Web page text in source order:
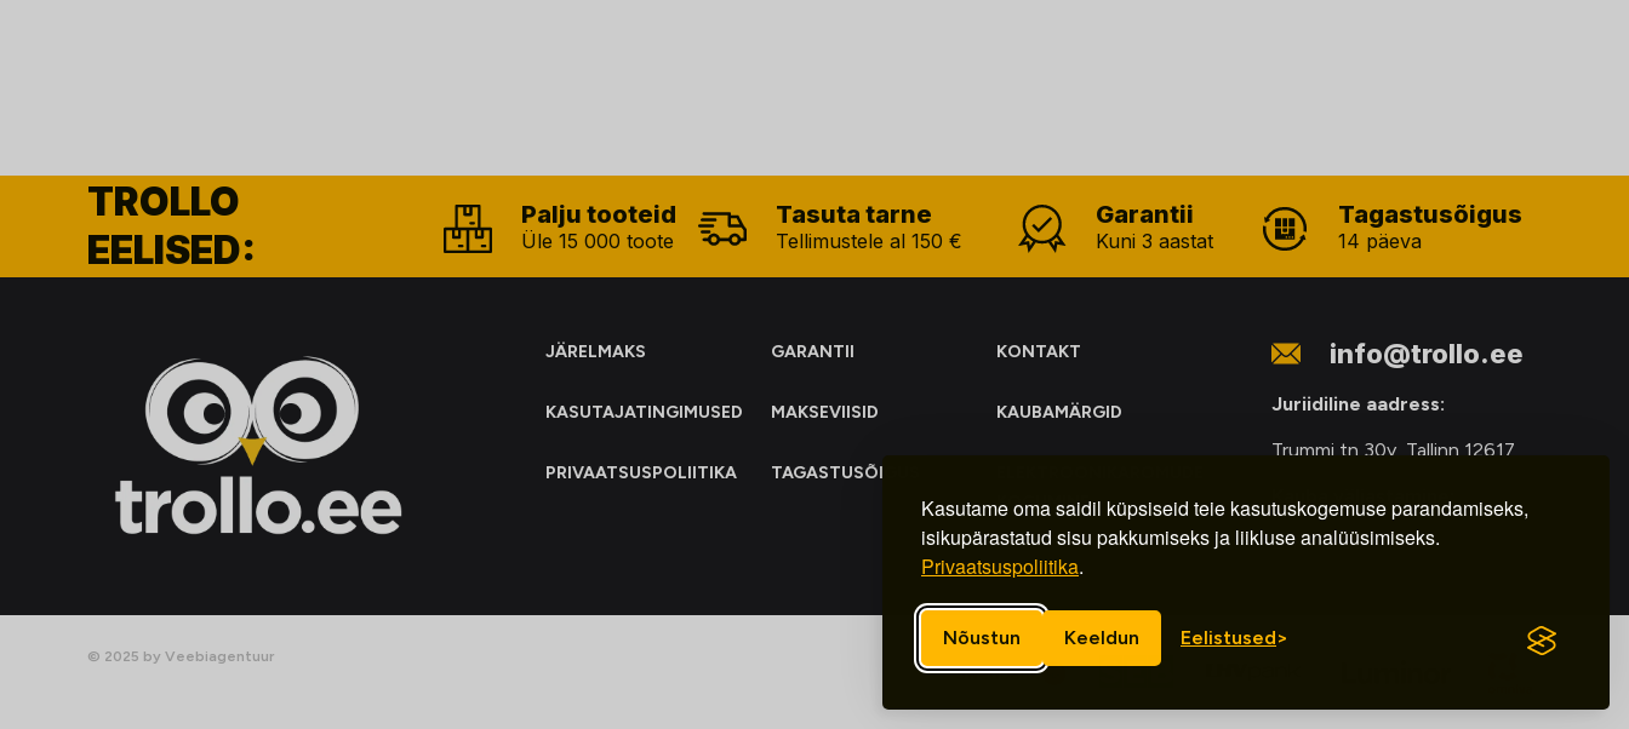
Kasutame oma saidil küpsiseid teie kasutuskogemuse parandamiseks,
isikupärastatud sisu pakkumiseks ja liikluse analüüsimiseks.
Privaatsuspoliitika.
Nõustun Keeldun Eelistused
TROLLO
EELISED:
Palju tooteid
Üle 15 000 toote
Tasuta tarne
Tellimustele al 150 €
Garantii
Kuni 3 aastat
Tagastusõigus
14 päeva
JÄRELMAKS GARANTII KONTAKT
KASUTAJATINGIMUSED MAKSEVIISID KAUBAMÄRGID
PRIVAATSUSPOLIITIKA TAGASTUSÕIGUS
KOGUMINE
info@trollo.ee
Juriidiline aadress:
Trummi tn 30y, Tallinn 12617
Kauba väljastamine:
E-R – 9.00 – 18.00
© 2025 by Veebiagentuur